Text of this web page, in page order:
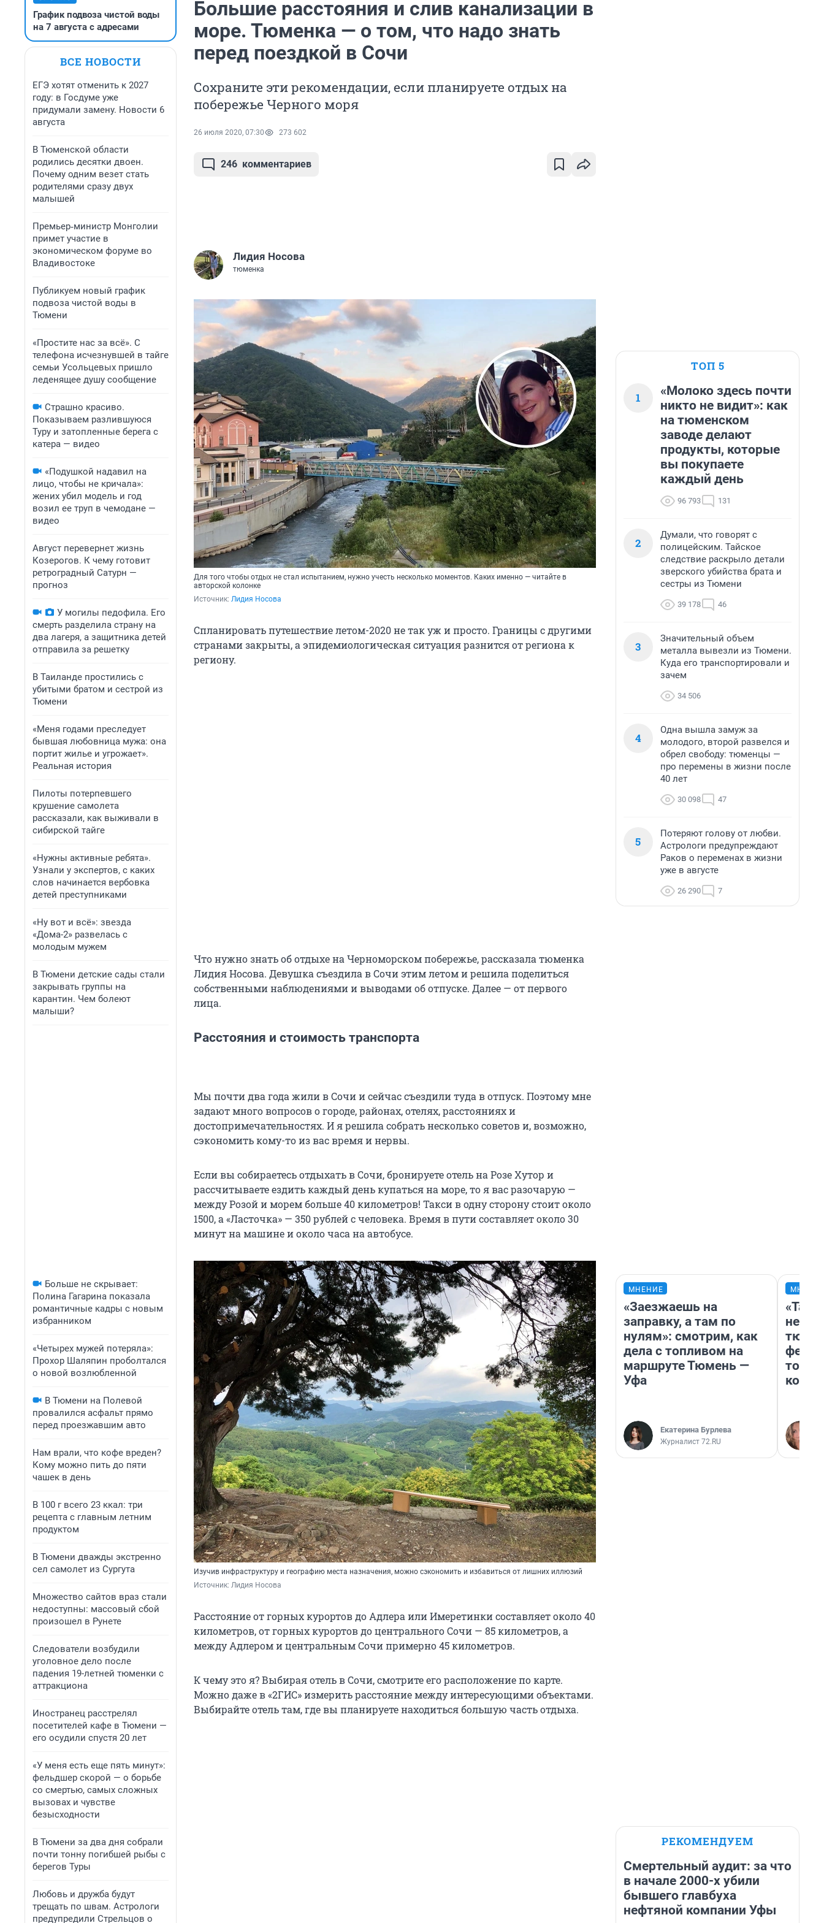
График подвоза чистой воды
на 7 августа с адресами
ВСЕ НОВОСТИ
ЕГЭ хотят отменить к 2027
году: в Госдуме уже
придумали замену. Новости 6
августа
В Тюменской области
родились десятки двоен.
Почему одним везет стать
родителями сразу двух
малышей
Премьер‑министр Монголии
примет участие в
экономическом форуме во
Владивостоке
Публикуем новый график
подвоза чистой воды в
Тюмени
«Простите нас за всё». С
телефона исчезнувшей в тайге
семьи Усольцевых пришло
леденящее душу сообщение
Страшно красиво.
Показываем разлившуюся
Туру и затопленные берега с
катера — видео
«Подушкой надавил на
лицо, чтобы не кричала»:
жених убил модель и год
возил ее труп в чемодане —
видео
Август перевернет жизнь
Козерогов. К чему готовит
ретроградный Сатурн —
прогноз
У могилы педофила. Его
смерть разделила страну на
два лагеря, а защитника детей
отправила за решетку
В Таиланде простились с
убитыми братом и сестрой из
Тюмени
«Меня годами преследует
бывшая любовница мужа: она
портит жилье и угрожает».
Реальная история
Пилоты потерпевшего
крушение самолета
рассказали, как выживали в
сибирской тайге
«Нужны активные ребята».
Узнали у экспертов, с каких
слов начинается вербовка
детей преступниками
«Ну вот и всё»: звезда
«Дома-2» развелась с
молодым мужем
В Тюмени детские сады стали
закрывать группы на
карантин. Чем болеют
малыши?
Больше не скрывает:
Полина Гагарина показала
романтичные кадры с новым
избранником
«Четырех мужей потеряла»:
Прохор Шаляпин проболтался
о новой возлюбленной
В Тюмени на Полевой
провалился асфальт прямо
перед проезжавшим авто
Нам врали, что кофе вреден?
Кому можно пить до пяти
чашек в день
В 100 г всего 23 ккал: три
рецепта с главным летним
продуктом
В Тюмени дважды экстренно
сел самолет из Сургута
Множество сайтов враз стали
недоступны: массовый сбой
произошел в Рунете
Следователи возбудили
уголовное дело после
падения 19-летней тюменки с
аттракциона
Иностранец расстрелял
посетителей кафе в Тюмени —
его осудили спустя 20 лет
«У меня есть еще пять минут»:
фельдшер скорой — о борьбе
со смертью, самых сложных
вызовах и чувстве
безысходности
В Тюмени за два дня собрали
почти тонну погибшей рыбы с
берегов Туры
Любовь и дружба будут
трещать по швам. Астрологи
предупредили Стрельцов о
Большие расстояния и слив канализации в
море. Тюменка — о том, что надо знать
перед поездкой в Сочи
Сохраните эти рекомендации, если планируете отдых на
побережье Черного моря
26 июля 2020, 07:30 273 602
246 комментариев
Лидия Носова
тюменка
Для того чтобы отдых не стал испытанием, нужно учесть несколько моментов. Каких именно — читайте в
авторской колонке
Источник: Лидия Носова
Спланировать путешествие летом-2020 не так уж и просто. Границы с другими
странами закрыты, а эпидемиологическая ситуация разнится от региона к
региону.
Что нужно знать об отдыхе на Черноморском побережье, рассказала тюменка
Лидия Носова. Девушка съездила в Сочи этим летом и решила поделиться
собственными наблюдениями и выводами об отпуске. Далее — от первого
лица.
Расстояния и стоимость транспорта
Мы почти два года жили в Сочи и сейчас съездили туда в отпуск. Поэтому мне
задают много вопросов о городе, районах, отелях, расстояниях и
достопримечательностях. И я решила собрать несколько советов и, возможно,
сэкономить кому-то из вас время и нервы.
Если вы собираетесь отдыхать в Сочи, бронируете отель на Розе Хутор и
рассчитываете ездить каждый день купаться на море, то я вас разочарую —
между Розой и морем больше 40 километров! Такси в одну сторону стоит около
1500, а «Ласточка» — 350 рублей с человека. Время в пути составляет около 30
минут на машине и около часа на автобусе.
Изучив инфраструктуру и географию места назначения, можно сэкономить и избавиться от лишних иллюзий
Источник: Лидия Носова
Расстояние от горных курортов до Адлера или Имеретинки составляет около 40
километров, от горных курортов до центрального Сочи — 85 километров, а
между Адлером и центральным Сочи примерно 45 километров.
К чему это я? Выбирая отель в Сочи, смотрите его расположение по карте.
Можно даже в «2ГИС» измерить расстояние между интересующими объектами.
Выбирайте отель там, где вы планируете находиться большую часть отдыха.
ТОП 5
1
«Молоко здесь почти
никто не видит»: как
на тюменском
заводе делают
продукты, которые
вы покупаете
каждый день
96 793 131
2
Думали, что говорят с
полицейским. Тайское
следствие раскрыло детали
зверского убийства брата и
сестры из Тюмени
39 178 46
3
Значительный объем
металла вывезли из Тюмени.
Куда его транспортировали и
зачем
34 506
4
Одна вышла замуж за
молодого, второй развелся и
обрел свободу: тюменцы —
про перемены в жизни после
40 лет
30 098 47
5
Потеряют голову от любви.
Астрологи предупреждают
Раков о переменах в жизни
уже в августе
26 290 7
МНЕНИЕ
«Заезжаешь на
заправку, а там по
нулям»: смотрим, как
дела с топливом на
маршруте Тюмень —
Уфа
Екатерина Бурлева
Журналист 72.RU
не
РЕКОМЕНДУЕМ
Смертельный аудит: за что
в начале 2000-х убили
бывшего главбуха
нефтяной компании Уфы